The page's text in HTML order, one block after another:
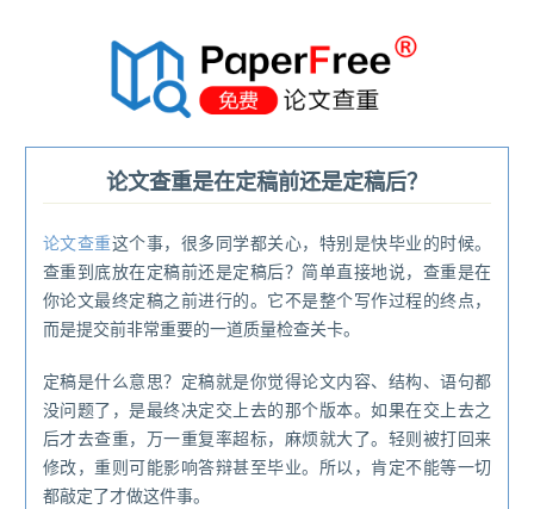
论文查重是在定稿前还是定稿后？
论文查重这个事，很多同学都关心，特别是快毕业的时候。
查重到底放在定稿前还是定稿后？简单直接地说，查重是在
你论文最终定稿之前进行的。它不是整个写作过程的终点，
而是提交前非常重要的一道质量检查关卡。
定稿是什么意思？定稿就是你觉得论文内容、结构、语句都
没问题了，是最终决定交上去的那个版本。如果在交上去之
后才去查重，万一重复率超标，麻烦就大了。轻则被打回来
修改，重则可能影响答辩甚至毕业。所以，肯定不能等一切
都敲定了才做这件事。